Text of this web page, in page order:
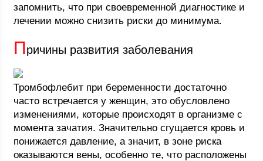
запомнить, что при своевременной диагностике и
лечении можно снизить риски до минимума.
Причины развития заболевания
Тромбофлебит при беременности достаточно
часто встречается у женщин, это обусловлено
изменениями, которые происходят в организме с
момента зачатия. Значительно сгущается кровь и
понижается давление, а значит, в зоне риска
оказываются вены, особенно те, что расположены